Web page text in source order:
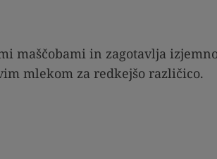
maščobami in zagotavlja
mlekom za redkejšo različico.